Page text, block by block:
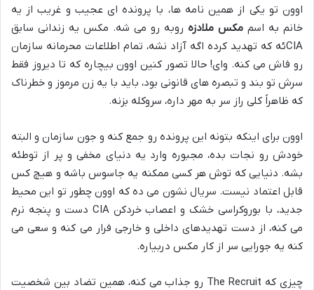
اوون تو یکی از همین نامه ها، با پرونده ای عجیب و غریب از یه
خانم به اسم مکس ملادزه روبه رو می شه. مکس یه زندانی سابق
CIAئه که تهدید کرده اگه آزاد نشه، تمام اطلاعات محرمانه سازمان
رو فاش می کنه. وای! حالا تصور کنین اوون بیچاره که تا دیروز فقط
سرش تو بند و تبصره های قانونی بود، باید با یه زن مرموز و خطرناک
که ظاهراً کلی راز سر به مهر داره، سروکله بزنه.
اوون برای اینکه بتونه این پرونده رو جمع کنه و جون سازمان و البته
خودش رو نجات بده، مجبوره وارد یه دنیای مخفی و پر از توطئه
بشه. دنیایی که توش هر کسی ممکنه یه جاسوس باشه و هیچ کس
قابل اعتماد نیست. سریال نشون می ده که اوون چطور تو این محیط
جدید، با بوروکراسی خشک و اعصاب خردکن CIA دست و پنجه نرم
می کنه، از دست تهدیدهای داخلی و خارجی فرار می کنه و سعی می
کنه یه جورایی سر از کار مکس دربیاره.
چیزی که The Recruit رو جذاب می کنه، همین تضاد بین شخصیت